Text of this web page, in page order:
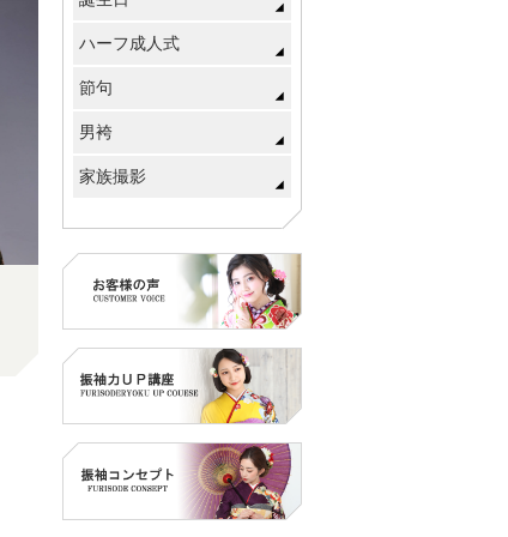
ハーフ成人式
節句
男袴
家族撮影